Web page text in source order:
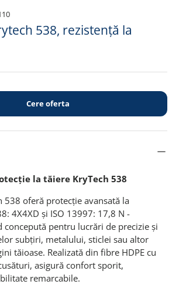
538, rezistență la
Cere oferta
la tăiere KryTech 538
538 oferă protecție avansată la
4X4XD şi ISO 13997: 17,8 N -
concepută pentru lucrări de precizie şi
subțiri, metalului, sticlei sau altor
tăioase. Realizată din fibre HDPE cu
asigură confort sporit,
remarcabile.